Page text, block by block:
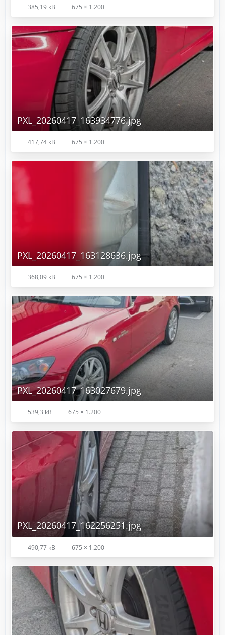
385,19 kB 675 × 1.200
PXL_20260417_163934776.jpg
417,74 kB 675 × 1.200
PXL_20260417_163128636.jpg
368,09 kB 675 × 1.200
PXL_20260417_163027679.jpg
539,3 kB 675 × 1.200
PXL_20260417_162256251.jpg
490,77 kB 675 × 1.200